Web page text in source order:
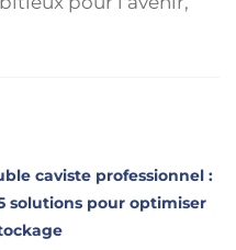
caviste professionnel :
solutions pour optimiser